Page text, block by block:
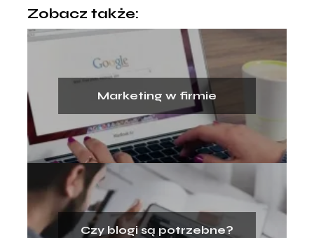
Zobacz także:
Marketing w firmie
Czy blogi są potrzebne?